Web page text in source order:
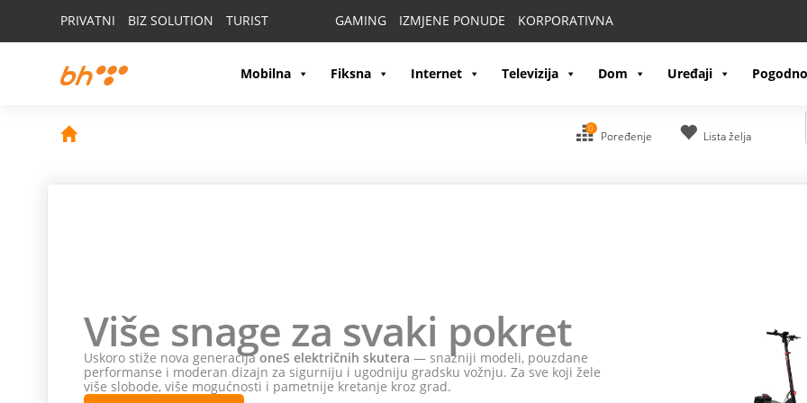
PRIVATNI BIZ SOLUTION TURIST GAMING IZMJENE PONUDE KORPORATIVNA
Mobilna Fiksna Internet Televizija Dom Uređaji
0
Poređenje Lista želja
Više snage za svaki pokret
Uskoro stiže nova generacijaoneS električnih skutera — snažniji modeli, pouzdane
performanse i moderan dizajn za sigurniju i ugodniju gradsku vožnju. Za sve koji žele
više slobode, više mogućnosti i pametnije kretanje kroz grad.